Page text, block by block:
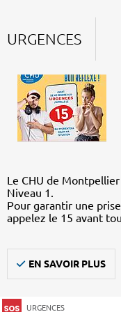
URGENCES
Le CHU de
Niveau 1.
Pour garantir une
appelez le 15 avant
EN SAVOIR PLUS
URGENCES